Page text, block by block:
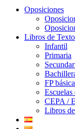
Oposiciones
Libros de Texto
Infantil
Primaria
FP
CEPA /
Libros